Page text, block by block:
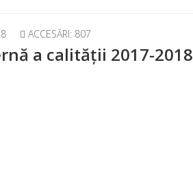
ACCESĂRI: 807
a calității 2017-2018